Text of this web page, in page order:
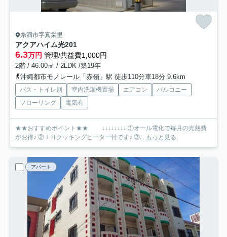
糸満市字真栄里
アクアハイム光201
6.3万円 管理/共益費1,000円
2階 / 46.00㎡ / 2LDK /築19年
沖縄都市モノレール「赤嶺」駅 徒歩110分車18分 9.6km
バス・トイレ別 室内洗濯機置場 エアコン
バルコニー
フローリング
電気有
★★おすすめポイント★★ ↓↓↓↓↓↓↓↓ ①オール電化で毎月の光熱費
がお得♪ ②ＩＨクッキングヒーター付です♪ ③...
もっと見る
アパート